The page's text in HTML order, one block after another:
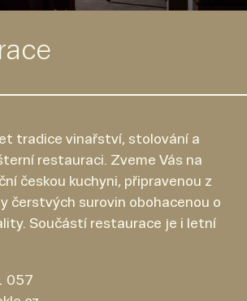
tradice vinařství, stolování a
restauraci. Zveme Vás na
českou kuchyni, připravenou z
čerstvých surovin obohacenou o
Součástí restaurace je i letní
057